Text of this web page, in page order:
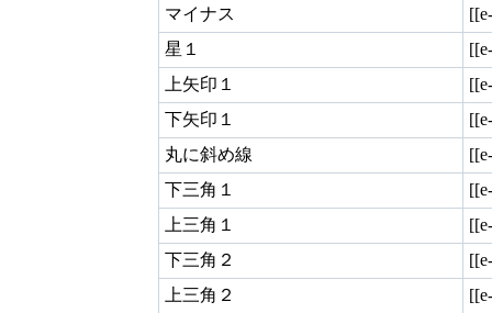
マイナス
星１
上矢印１
下矢印１
丸に斜め線
下三角１
上三角１
下三角２
上三角２